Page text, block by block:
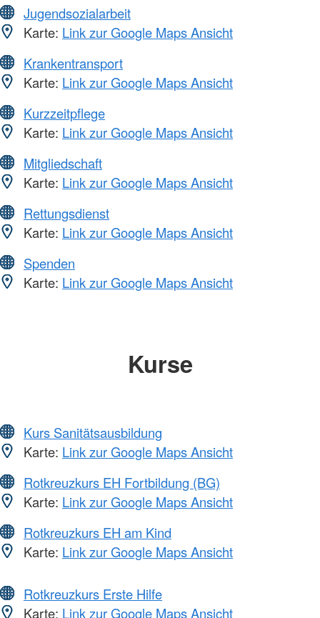
Jugendsozialarbeit
Karte: Link zur Google Maps Ansicht
Krankentransport
Karte: Link zur Google Maps Ansicht
Kurzzeitpflege
Karte: Link zur Google Maps Ansicht
Mitgliedschaft
Karte: Link zur Google Maps Ansicht
Rettungsdienst
Karte: Link zur Google Maps Ansicht
Spenden
Karte: Link zur Google Maps Ansicht
Kurse
Kurs Sanitätsausbildung
Karte: Link zur Google Maps Ansicht
Rotkreuzkurs EH Fortbildung (BG)
Karte: Link zur Google Maps Ansicht
Rotkreuzkurs EH am Kind
Karte: Link zur Google Maps Ansicht
Rotkreuzkurs Erste Hilfe
Karte: Link zur Google Maps Ansicht